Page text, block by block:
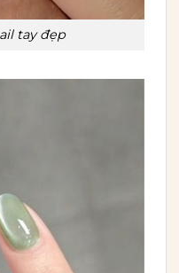
tay đẹp